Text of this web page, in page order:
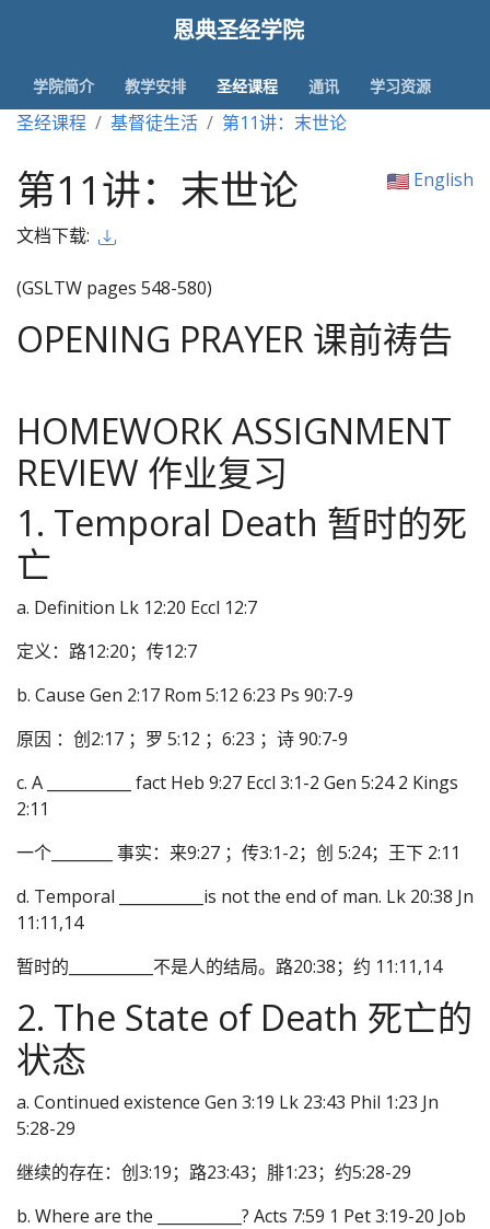
恩典圣经学院
学院简介 教学安排 圣经课程 通讯 学习资源
圣经课程 基督徒生活 第11讲：末世论
English
第11讲：末世论
文档下载:
(GSLTW pages 548-580)
OPENING PRAYER 课前祷告
HOMEWORK ASSIGNMENT
REVIEW 作业复习
1. Temporal Death 暂时的死
亡
a. Definition Lk 12:20 Eccl 12:7
定义：路12:20；传12:7
b. Cause Gen 2:17 Rom 5:12 6:23 Ps 90:7-9
原因 ：创2:17 ；罗 5:12 ；6:23 ；诗 90:7-9
c. A ___________ fact Heb 9:27 Eccl 3:1-2 Gen 5:24 2 Kings
2:11
一个________ 事实：来9:27 ；传3:1-2；创 5:24；王下 2:11
d. Temporal ___________is not the end of man. Lk 20:38 Jn
11:11,14
暂时的___________不是人的结局。路20:38；约 11:11,14
2. The State of Death 死亡的
状态
a. Continued existence Gen 3:19 Lk 23:43 Phil 1:23 Jn
5:28-29
继续的存在：创3:19；路23:43；腓1:23；约5:28-29
b. Where are the ___________? Acts 7:59 1 Pet 3:19-20 Job